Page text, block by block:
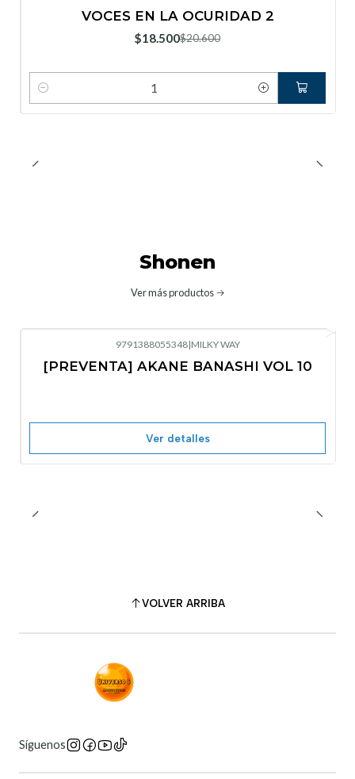
VOCES EN LA OCURIDAD 2
$18.500$20.600
Cantidad
Shonen
Ver más productos
No disponible
9791388055348|MILKY WAY
[PREVENTA] AKANE BANASHI VOL 10
Ver detalles
VOLVER ARRIBA
Síguenos